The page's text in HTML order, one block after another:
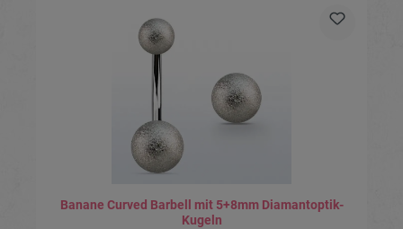
Banane Curved Barbell mit 5+8mm Diamantoptik-
Kugeln